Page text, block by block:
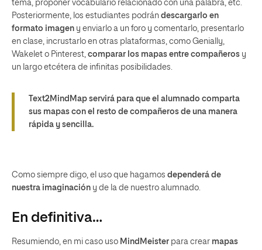
tema, proponer vocabulario relacionado con una palabra, etc.
Posteriormente, los estudiantes podrán descargarlo en
formato imagen y enviarlo a un foro y comentarlo, presentarlo
en clase, incrustarlo en otras plataformas, como Genially,
Wakelet o Pinterest, comparar los mapas entre compañeros y
un largo etcétera de infinitas posibilidades.
Text2MindMap servirá para que el alumnado comparta
sus mapas con el resto de compañeros de una manera
rápida y sencilla.
Como siempre digo, el uso que hagamos dependerá de
nuestra imaginación y de la de nuestro alumnado.
En definitiva…
Resumiendo, en mi caso uso MindMeister para crear mapas